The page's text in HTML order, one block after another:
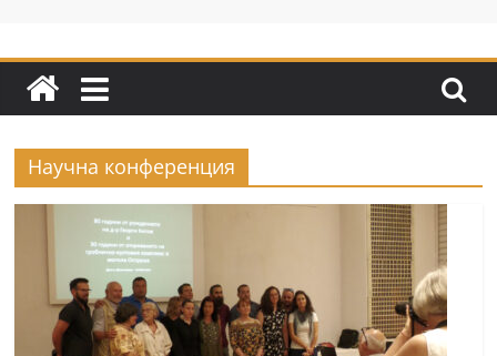
Н
в
и
н
о
т
К
а
Научна конференция